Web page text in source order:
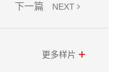
NEXT
下一篇
更多样片